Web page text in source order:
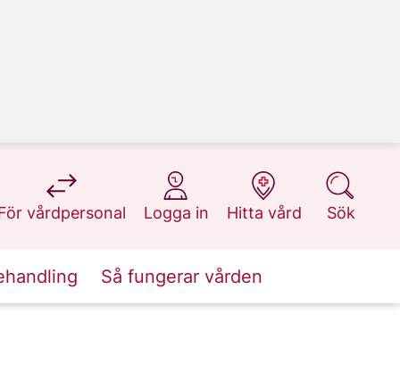
vårdpersonal
på 1177.se
Logga in
på 1177.se
Hitta vård
på 1177.se
Sök
på 1177.se
Så fungerar vården